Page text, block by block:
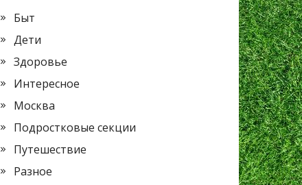
Быт
Дети
Здоровье
Интересное
Москва
Подростковые секции
Путешествие
Разное